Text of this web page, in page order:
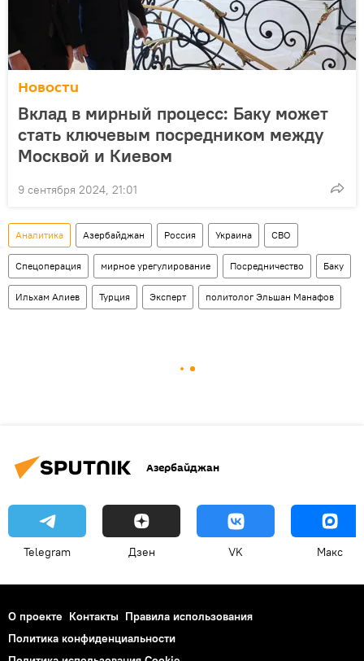
Новости
Вклад в мирный процесс: Баку может
стать ключевым посредником между
Москвой и Киевом
9 сентября 2024, 21:01
Аналитика Азербайджан Россия Украина СВО
Спецоперация мирное урегулирование Посредничество Баку
Ильхам Алиев Турция Эксперт политолог Эльшан Манафов
Азербайджан
Telegram Дзен VK Макс
О проекте Контакты Правила использования
Политика конфиденциальности